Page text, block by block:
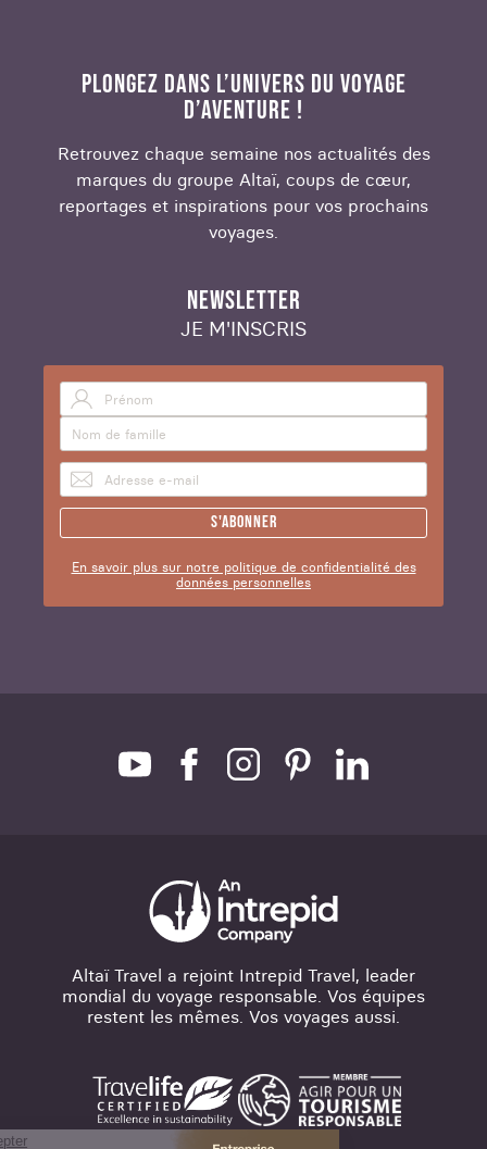
PLONGEZ DANS L’UNIVERS DU VOYAGE
D’AVENTURE !
Retrouvez chaque semaine nos actualités des
marques du groupe Altaï, coups de cœur,
reportages et inspirations pour vos prochains
voyages.
NEWSLETTER
JE M'INSCRIS
S'abonner
En savoir plus sur notre politique de confidentialité des
données personnelles
Altaï Travel a rejoint Intrepid Travel, leader
mondial du voyage responsable. Vos équipes
restent les mêmes. Vos voyages aussi.